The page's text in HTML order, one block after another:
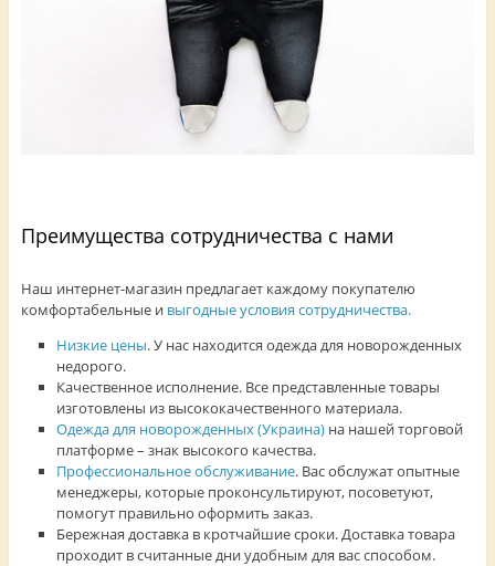
Преимущества сотрудничества с нами
Наш интернет-магазин предлагает каждому покупателю
комфортабельные и выгодные условия сотрудничества.
Низкие цены. У нас находится одежда для новорожденных
недорого.
Качественное исполнение. Все представленные товары
изготовлены из высококачественного материала.
Одежда для новорожденных (Украина) на нашей торговой
платформе – знак высокого качества.
Профессиональное обслуживание. Вас обслужат опытные
менеджеры, которые проконсультируют, посоветуют,
помогут правильно оформить заказ.
Бережная доставка в кротчайшие сроки. Доставка товара
проходит в считанные дни удобным для вас способом.